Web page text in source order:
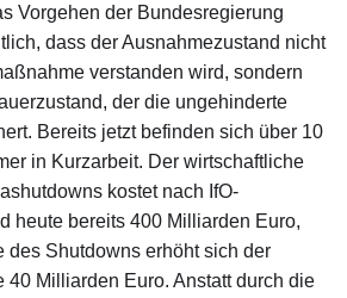
Vorgehen der Bundesregierung
dass der Ausnahmezustand nicht
verstanden wird, sondern
der die ungehinderte
Bereits jetzt befinden sich über 10
in Kurzarbeit. Der wirtschaftliche
kostet nach IfO-
heute bereits 400 Milliarden Euro,
des Shutdowns erhöht sich der
40 Milliarden Euro. Anstatt durch die